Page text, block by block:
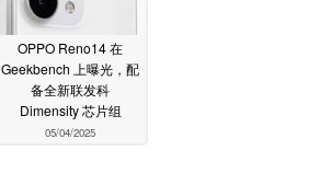
OPPO Reno14 在
Geekbench 上曝光，配
备全新联发科
Dimensity 芯片组
05/04/2025